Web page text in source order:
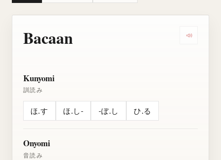
Bacaan
Kunyomi
訓読み
ほ.す ほ.し- -ぼ.し ひ.る
Onyomi
音読み